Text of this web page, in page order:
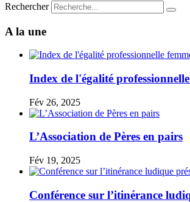
Rechercher
A la une
Index de l'égalité
Fév 26, 2025
L’Association de Pères en pairs
Fév 19, 2025
Conférence sur l’itinérance